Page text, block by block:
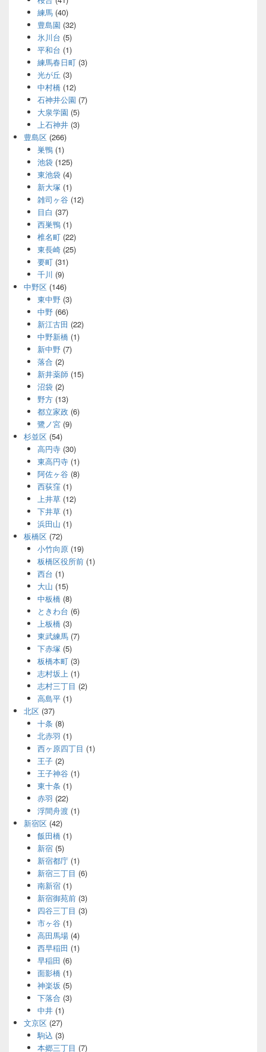
練馬(40)
豊島園 (32)
氷川台 (5)
平和台 (1)
練馬春日町(3)
光が丘 (3)
中村橋(12)
石神井公園 (7)
大泉学園 (5)
上石神井(3)
豊島区 (266)
巣鴨(1)
池袋(125)
東池袋(4)
新大塚(1)
雑司ヶ谷(12)
目白 (37)
西巣鴨(1)
椎名町(22)
東長崎(25)
要町(31)
千川 (9)
中野区 (146)
東中野(3)
中野(66)
新江古田 (22)
中野新橋(1)
新中野(7)
落合(2)
新井薬師(15)
沼袋(2)
野方(13)
都立家政 (6)
鷺ノ宮(9)
杉並区 (54)
高円寺(30)
東高円寺(1)
阿佐ヶ谷(8)
西荻窪(1)
上井草(12)
下井草(1)
浜田山 (1)
板橋区 (72)
小竹向原(19)
板橋区役所前(1)
西台 (1)
大山 (15)
中板橋(8)
ときわ台 (6)
上板橋(3)
東武練馬(7)
下赤塚(5)
板橋本町(3)
志村坂上(1)
志村三丁目 (2)
高島平(1)
北区 (37)
十条 (8)
北赤羽 (1)
西ヶ原四丁目 (1)
王子(2)
王子神谷(1)
東十条 (1)
赤羽 (22)
浮間舟渡(1)
新宿区 (42)
飯田橋(1)
新宿(5)
新宿都庁(1)
新宿三丁目 (6)
南新宿(1)
新宿御苑前(3)
四谷三丁目 (3)
市ヶ谷(1)
高田馬場(4)
西早稲田 (1)
早稲田 (6)
面影橋(1)
神楽坂 (5)
下落合(3)
中井(1)
文京区 (27)
駒込 (3)
本郷三丁目 (7)